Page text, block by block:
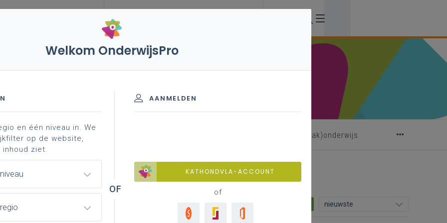
taalgericht vakonderwijs
vakonderwijs
2 hoe een taalbeleid implementeren in je school? fiches taalgericht (vak)onderwijs
nieuwste
Welkom OnderwijsPro
AANMELDEN
KATHONDVLA-ACCOUNT
of
en één niveau in. We
op de website,
ziet.